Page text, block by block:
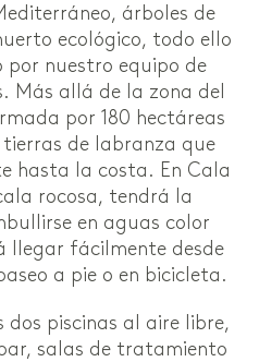
árboles de
ecológico, todo ello
por nuestro equipo de
Más allá de la zona del
por 180 hectáreas
de labranza que
hasta la costa. En Cala
rocosa, tendrá la
en aguas color
llegar fácilmente desde
a pie o en bicicleta.
dos piscinas al aire libre,
salas de tratamiento